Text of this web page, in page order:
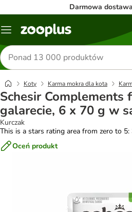
Darmowa
Menu
Szukaj
produktów
Koty Karma mokra dla kota
Schesir Complements
galarecie, 6 x 70 g w
Kurczak
This is a stars rating area from zero to 5:
Oceń produkt